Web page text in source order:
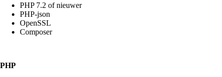
PHP 7.2 of nieuwer
PHP-json
OpenSSL
Composer
PHP